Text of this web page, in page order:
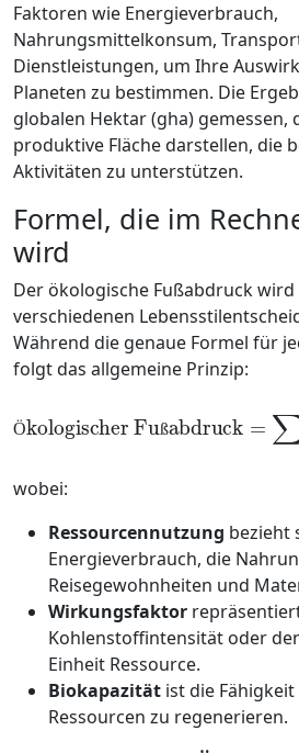
Faktoren wie Energieverbrauch,
Nahrungsmittelkonsum,
Dienstleistungen, um Ihre
Planeten zu bestimmen. Die
globalen Hektar (gha) gemessen,
produktive Fläche darstellen, die
Aktivitäten zu unterstützen.
Formel, die im
wird
Der ökologische Fußabdruck
verschiedenen
Während die genaue Formel für
folgt das allgemeine Prinzip:
Ö ß
wobei:
Ressourcennutzung bezieht
Energieverbrauch, die
Reisegewohnheiten und
Wirkungsfaktor
Kohlenstoffintensität oder
Einheit Ressource.
Biokapazität ist die
Ressourcen zu regenerieren.